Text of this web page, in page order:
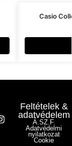
Casio
Feltételek &
adatvédelem
Á.SZ.F.
Adatvédelmi
nyilatkozat
Cookie